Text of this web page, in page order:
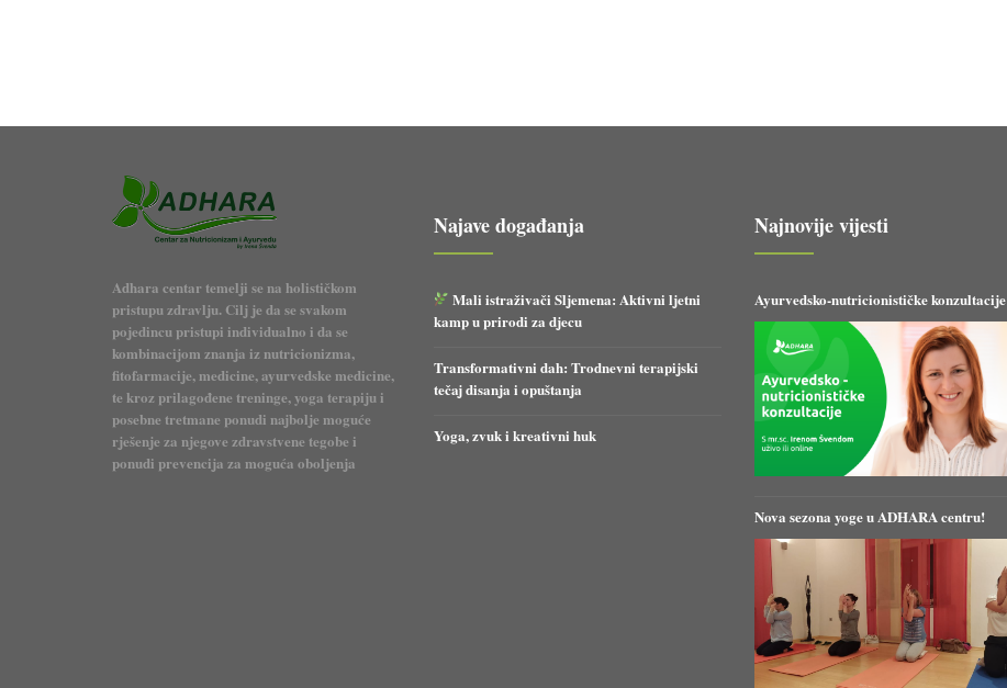
Adhara centar temelji se na holističkom
pristupu zdravlju. Cilj je da se svakom
pojedincu pristupi individualno i da se
kombinacijom znanja iz nutricionizma,
fitofarmacije, medicine, ayurvedske medicine,
te kroz prilagođene treninge, yoga terapiju i
posebne tretmane ponudi najbolje moguće
rješenje za njegove zdravstvene tegobe i
ponudi prevencija za moguća oboljenja
Najave događanja
Mali istraživači Sljemena: Aktivni ljetni
kamp u prirodi za djecu
Transformativni dah: Trodnevni terapijski
tečaj disanja i opuštanja
Yoga, zvuk i kreativni huk
Najnovije vijesti
Ayurvedsko-nutricionističke konzultacije
Nova sezona yoge u ADHARA centru!